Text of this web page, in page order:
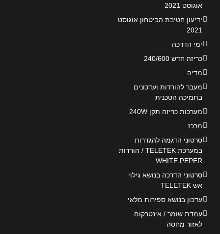
אוגוסט 2021
ידיעון חטיבת הביטחון אוגוסט
2021
ימי הדרכה
כריזה חדש 240/600
מדיה
מעבר להורדות ועדכונים
בתמיכה הטכנית
מערכות כריזה תקן 240W
מרכז
סרטוני הדגמה להגדרות
במערכת TELETEK / הורדות
WHITE PEPER
סרטוני הדרכה בנושא גילוי
אש TELETEK
עדכון בנושא ספירות מלאי
עמדת שומר / אינטרקום
לאזור מחסה